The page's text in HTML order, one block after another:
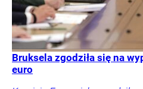
Bruksela zgodziła się na
euro